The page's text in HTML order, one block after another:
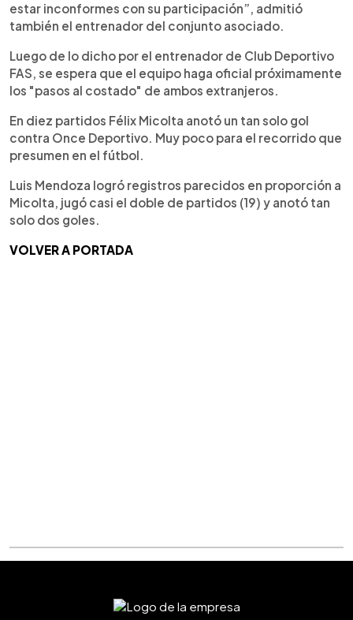
estar inconformes con su participación”, admitió
también el entrenador del conjunto asociado.
Luego de lo dicho por el entrenador de Club Deportivo
FAS, se espera que el equipo haga oficial próximamente
los "pasos al costado" de ambos extranjeros.
En diez partidos Félix Micolta anotó un tan solo gol
contra Once Deportivo. Muy poco para el recorrido que
presumen en el fútbol.
Luis Mendoza logró registros parecidos en proporción a
Micolta, jugó casi el doble de partidos (19) y anotó tan
solo dos goles.
VOLVER A PORTADA